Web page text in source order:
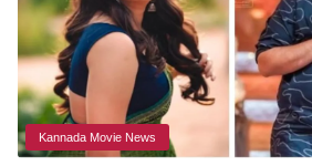
Kannada Movie News